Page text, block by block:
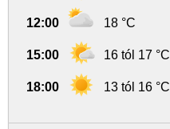
12:00 18 °C
15:00 16 tól 17 °C
18:00 13 tól 16 °C